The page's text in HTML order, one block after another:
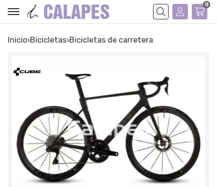
Buscar
0
Inicio bicicletas bicicletas de carretera